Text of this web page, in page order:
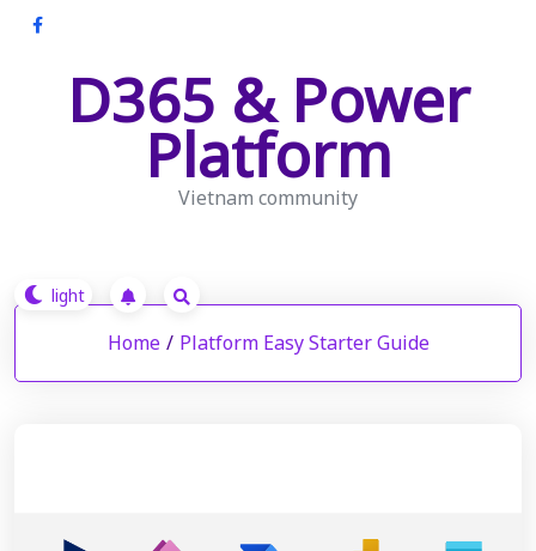
Skip
D365 & Power
Platform
Vietnam community
Home / Platform Easy Starter Guide